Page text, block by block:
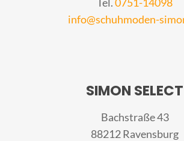
info@schuhmoden-
SIMON SELECT
Bachstraße 43
88212 Ravensburg